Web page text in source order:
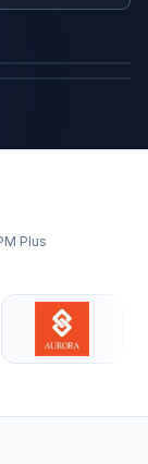
Plus